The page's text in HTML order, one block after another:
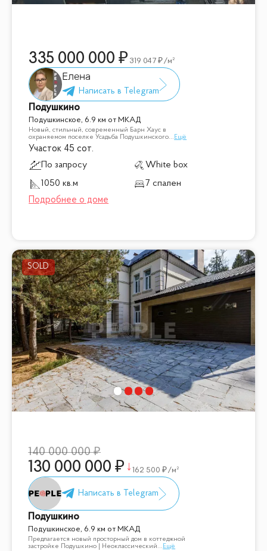
335 000 000 319 047 /м²
Елена
Подушкино
Подушкинское, 6.9 км от МКАД
Новый, стильный, современный Барн Хаус в
охраняемом поселке Усадьба Подушкинского... Ещё
Участок 45 сот.
По запросу
White box
1050 кв.м
7 спален
140 000 000
130 000 000 162 500 /м²
Подушкино
Подушкинское, 6.9 км от МКАД
Предлагается новый просторный дом в коттеджной
застройке Подушкино | Неоклассический... Ещё